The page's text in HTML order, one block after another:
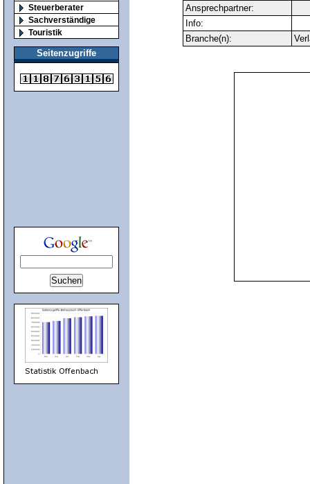
Steuerberater
Sachverständige
Touristik
Seitenzugriffe
Ansprechpartner:
Info:
Branche(n):